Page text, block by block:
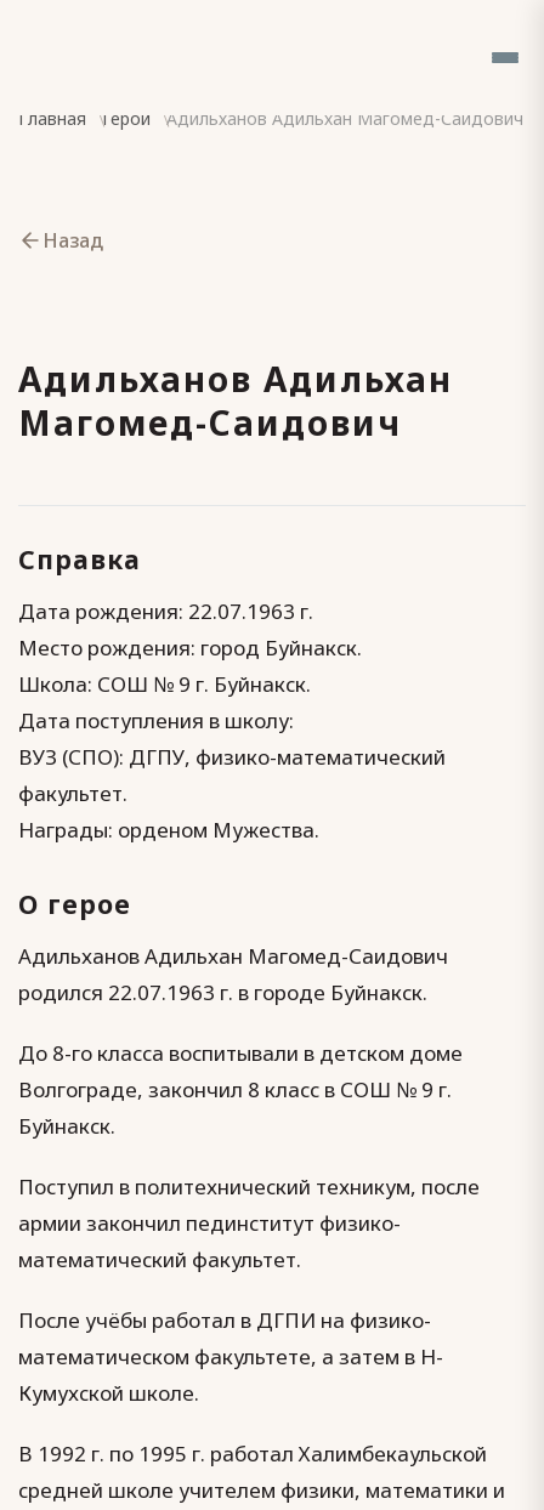
Главная Герои Адильханов Адильхан Магомед-Саидович
Назад
Адильханов Адильхан
Магомед-Саидович
Справка
Дата рождения: 22.07.1963 г.
Место рождения: город Буйнакск.
Школа: СОШ № 9 г. Буйнакск.
Дата поступления в школу:
ВУЗ (СПО): ДГПУ, физико-математический
факультет.
Награды: орденом Мужества.
О герое
Адильханов Адильхан Магомед-Саидович
родился 22.07.1963 г. в городе Буйнакск.
До 8-го класса воспитывали в детском доме
Волгограде, закончил 8 класс в СОШ № 9 г.
Буйнакск.
Поступил в политехнический техникум, после
армии закончил пединститут физико-
математический факультет.
После учёбы работал в ДГПИ на физико-
математическом факультете, а затем в Н-
Кумухской школе.
В 1992 г. по 1995 г. работал Халимбекаульской
средней школе учителем физики, математики и